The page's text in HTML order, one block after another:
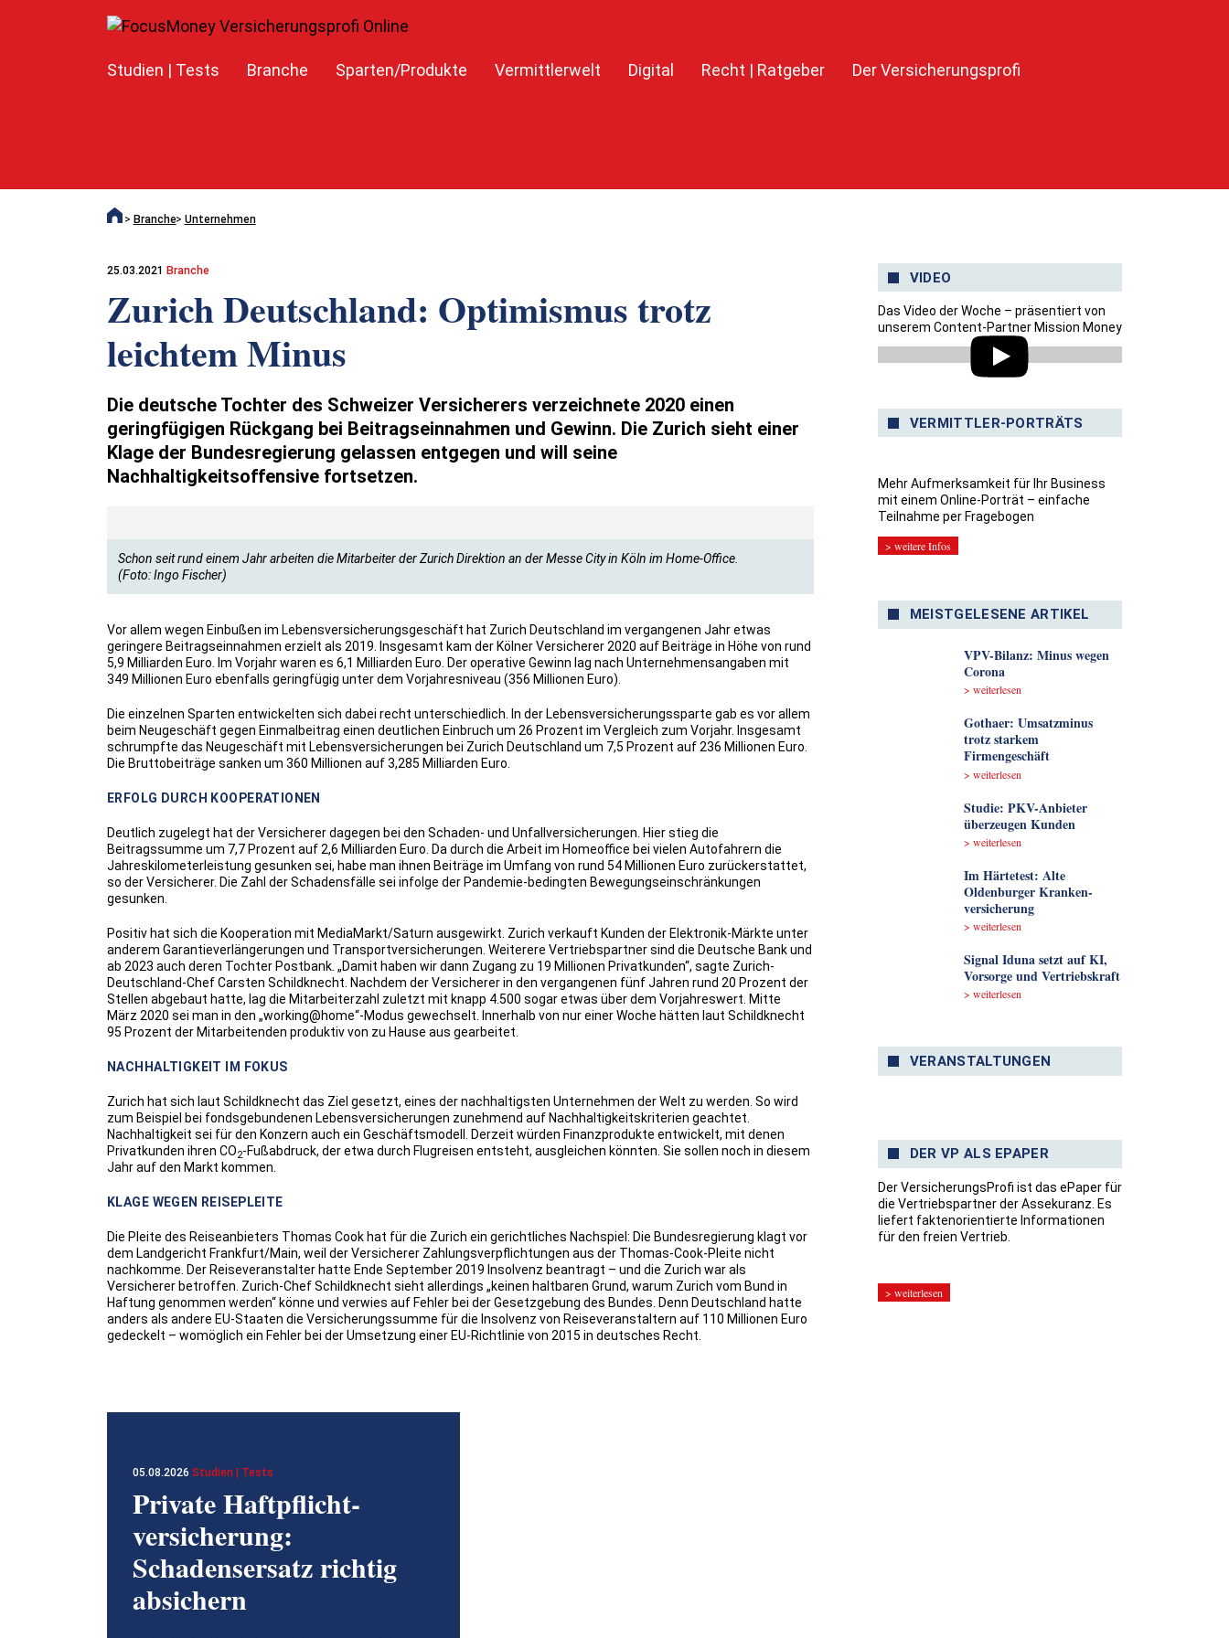
Studien | Tests Branche Sparten/Produkte Vermittlerwelt Digital Recht | Ratgeber Der Versicherungsprofi
Branche Unternehmen
25.03.2021 Branche
Zurich Deutschland: Optimismus trotz
leichtem Minus
Die deutsche Tochter des Schweizer Versicherers verzeichnete 2020 einen
geringfügigen Rückgang bei Beitragseinnahmen und Gewinn. Die Zurich sieht einer
Klage der Bundesregierung gelassen entgegen und will seine
Nachhaltigkeitsoffensive fortsetzen.
Schon seit rund einem Jahr arbeiten die Mitarbeiter der Zurich Direktion an der Messe City in Köln im Home-Office.
(Foto: Ingo Fischer)
Vor allem wegen Einbußen im Lebensversicherungsgeschäft hat Zurich Deutschland im vergangenen Jahr etwas
geringere Beitragseinnahmen erzielt als 2019. Insgesamt kam der Kölner Versicherer 2020 auf Beiträge in Höhe von rund
5,9 Milliarden Euro. Im Vorjahr waren es 6,1 Milliarden Euro. Der operative Gewinn lag nach Unternehmensangaben mit
349 Millionen Euro ebenfalls geringfügig unter dem Vorjahresniveau (356 Millionen Euro).
Die einzelnen Sparten entwickelten sich dabei recht unterschiedlich. In der Lebensversicherungssparte gab es vor allem
beim Neugeschäft gegen Einmalbeitrag einen deutlichen Einbruch um 26 Prozent im Vergleich zum Vorjahr. Insgesamt
schrumpfte das Neugeschäft mit Lebensversicherungen bei Zurich Deutschland um 7,5 Prozent auf 236 Millionen Euro.
Die Bruttobeiträge sanken um 360 Millionen auf 3,285 Milliarden Euro.
ERFOLG DURCH KOOPERATIONEN
Deutlich zugelegt hat der Versicherer dagegen bei den Schaden- und Unfallversicherungen. Hier stieg die
Beitragssumme um 7,7 Prozent auf 2,6 Milliarden Euro. Da durch die Arbeit im Homeoffice bei vielen Autofahrern die
Jahreskilometerleistung gesunken sei, habe man ihnen Beiträge im Umfang von rund 54 Millionen Euro zurückerstattet,
so der Versicherer. Die Zahl der Schadensfälle sei infolge der Pandemie-bedingten Bewegungseinschränkungen
gesunken.
Positiv hat sich die Kooperation mit MediaMarkt/Saturn ausgewirkt. Zurich verkauft Kunden der Elektronik-Märkte unter
anderem Garantieverlängerungen und Transportversicherungen. Weiterere Vertriebspartner sind die Deutsche Bank und
ab 2023 auch deren Tochter Postbank. „Damit haben wir dann Zugang zu 19 Millionen Privatkunden“, sagte Zurich-
Deutschland-Chef Carsten Schildknecht. Nachdem der Versicherer in den vergangenen fünf Jahren rund 20 Prozent der
Stellen abgebaut hatte, lag die Mitarbeiterzahl zuletzt mit knapp 4.500 sogar etwas über dem Vorjahreswert. Mitte
März 2020 sei man in den „working@home“-Modus gewechselt. Innerhalb von nur einer Woche hätten laut Schildknecht
95 Prozent der Mitarbeitenden produktiv von zu Hause aus gearbeitet.
NACHHALTIGKEIT IM FOKUS
Zurich hat sich laut Schildknecht das Ziel gesetzt, eines der nachhaltigsten Unternehmen der Welt zu werden. So wird
zum Beispiel bei fondsgebundenen Lebensversicherungen zunehmend auf Nachhaltigkeitskriterien geachtet.
Nachhaltigkeit sei für den Konzern auch ein Geschäftsmodell. Derzeit würden Finanzprodukte entwickelt, mit denen
Privatkunden ihren CO2-Fußabdruck, der etwa durch Flugreisen entsteht, ausgleichen könnten. Sie sollen noch in diesem
Jahr auf den Markt kommen.
KLAGE WEGEN REISEPLEITE
Die Pleite des Reiseanbieters Thomas Cook hat für die Zurich ein gerichtliches Nachspiel: Die Bundesregierung klagt vor
dem Landgericht Frankfurt/Main, weil der Versicherer Zahlungsverpflichtungen aus der Thomas-Cook-Pleite nicht
nachkomme. Der Reiseveranstalter hatte Ende September 2019 Insolvenz beantragt – und die Zurich war als
Versicherer betroffen. Zurich-Chef Schildknecht sieht allerdings „keinen haltbaren Grund, warum Zurich vom Bund in
Haftung genommen werden“ könne und verwies auf Fehler bei der Gesetzgebung des Bundes. Denn Deutschland hatte
anders als andere EU-Staaten die Versicherungssumme für die Insolvenz von Reiseveranstaltern auf 110 Millionen Euro
gedeckelt – womöglich ein Fehler bei der Umsetzung einer EU-Richtlinie von 2015 in deutsches Recht.
05.08.2026 Studien | Tests
Private Haftpflicht­
versicherung:
Schadensersatz richtig
absichern
VIDEO
Das Video der Woche – präsentiert von
unserem Content-Partner Mission Money
VERMITTLER-PORTRÄTS
Mehr Aufmerksamkeit für Ihr Business
mit einem Online-Porträt – einfache
Teilnahme per Fragebogen
> weitere Infos
MEISTGELESENE ARTIKEL
VPV-Bilanz: Minus wegen
Corona
> weiterlesen
Gothaer: Umsatzminus
trotz starkem
Firmengeschäft
> weiterlesen
Studie: PKV-Anbieter
überzeugen Kunden
> weiterlesen
Im Härtetest: Alte
Oldenburger Kranken­
versicherung
> weiterlesen
Signal Iduna setzt auf KI,
Vorsorge und Vertriebskraft
> weiterlesen
VERANSTALTUNGEN
DER VP ALS EPAPER
Der VersicherungsProfi ist das ePaper für
die Vertriebspartner der Assekuranz. Es
liefert faktenorientierte Informationen
für den freien Vertrieb.
> weiterlesen